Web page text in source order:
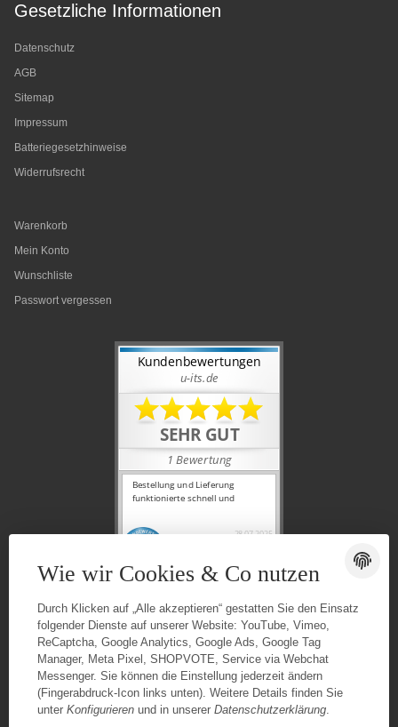
Gesetzliche Informationen
Datenschutz
AGB
Sitemap
Impressum
Batteriegesetzhinweise
Widerrufsrecht
Warenkorb
Mein Konto
Wunschliste
Passwort vergessen
Wie wir Cookies & Co nutzen
Durch Klicken auf „Alle akzeptieren“ gestatten Sie den Einsatz
folgender Dienste auf unserer Website: YouTube, Vimeo,
ReCaptcha, Google Analytics, Google Ads, Google Tag
Manager, Meta Pixel, SHOPVOTE, Service via Webchat
Messenger. Sie können die Einstellung jederzeit ändern
(Fingerabdruck-Icon links unten). Weitere Details finden Sie
unter Konfigurieren und in unserer Datenschutzerklärung.